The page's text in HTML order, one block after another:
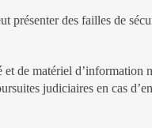
présenter des failles de
et de matériel d’information
judiciaires en cas